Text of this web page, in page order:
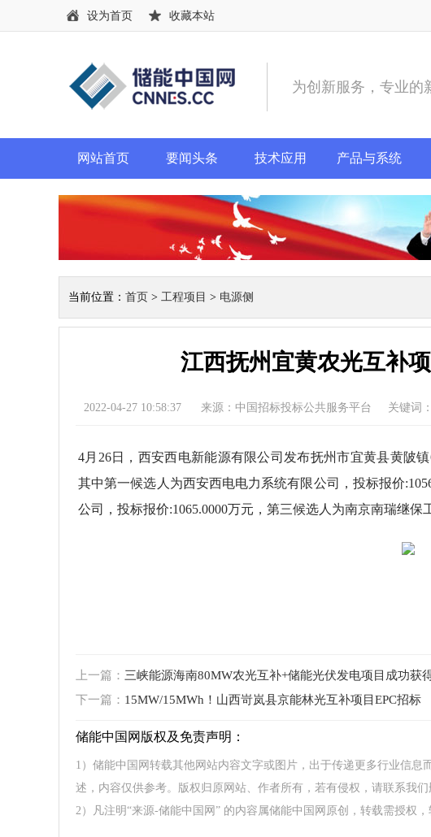
设为首页 收藏本站
为创新服务，专业的
网站首页 要闻头条 技术应用 产品与系统
当前位置： 首页 > 工程项目 > 电源侧
江西抚州宜黄农光互补
2022-04-27 10:58:37 来源：中国招标投标公共服务平台 关键词：
4月26日，西安西电新能源有限公司发布抚州市宜黄县黄陂
其中第一候选人为西安西电电力系统有限公司，投标报价
公司，投标报价:1065.0000万元，第三候选人为南京南瑞继保
上一篇： 三峡能源海南80MW农光互补+储能光伏发电项目成功获
下一篇： 15MW/15MWh！山西岢岚县京能林光互补项目EPC招标
储能中国网版权及免责声明：
1）储能中国网转载其他网站内容文字或图片，出于传递更多行业信
述，内容仅供参考。版权归原网站、作者所有，若有侵权，请联系我们
2）凡注明“来源-储能中国网” 的内容属储能中国网原创，转载需授权，